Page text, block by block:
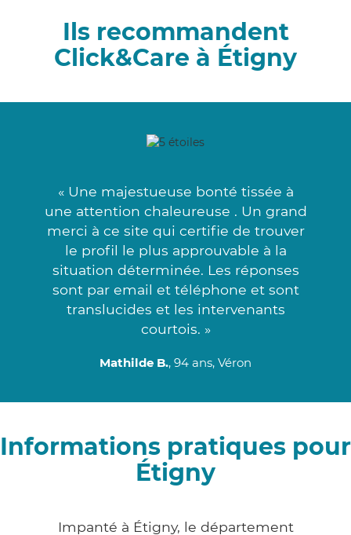
Ils recommandent
Click&Care à Étigny
« Une majestueuse bonté tissée à
une attention chaleureuse . Un grand
merci à ce site qui certifie de trouver
le profil le plus approuvable à la
situation déterminée. Les réponses
sont par email et téléphone et sont
translucides et les intervenants
courtois. »
Mathilde B., 94 ans, Véron
Informations pratiques pour
Étigny
Impanté à Étigny, le département